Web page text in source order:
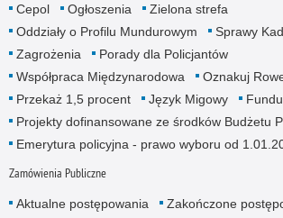
Cepol
Ogłoszenia
Zielona strefa
Oddziały o Profilu Mundurowym
Sprawy
Zagrożenia
Porady dla Policjantów
Współpraca Międzynarodowa
Oznakuj
Przekaż 1,5 procent
Język Migowy
Projekty dofinansowane ze środków Budżetu
Emerytura policyjna - prawo wyboru od
Zamówienia Publiczne
Aktualne postępowania
Zakończone